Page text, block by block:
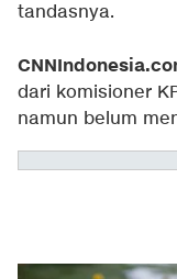
tandasnya.
dari komisioner
namun belum